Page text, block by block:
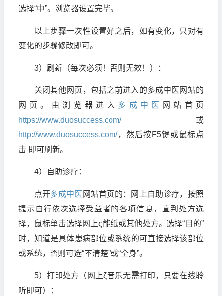
选择“中”。浏览器设置完毕。
以上步骤一次性设置好之后，如有变化，只对有
变化的步骤修改即可。
3）刷新（每次必须！否则无效！）：
关闭其他网页，包括之前进入的多成中医网站的
网页。由浏览器进入 多成中医
网站首页
https://www.duosuccess.com/或
http://www.duosuccess.com/，然后按F5键或鼠标点
击 即可刷新。
4）自助诊疗：
点开多成中医 网站首页的：网上自助诊疗，按照
提示自行依次选择受益者的各项信息，直到处方选
择，鼠标单击选择网上ς能纸或其他处方。选择“目的”
时，知道是具体患病部位或系统的可直接选择该部位
或系统，否则可选“不清楚”或“全身”。
5）打印处方（网上ζ音乐无需打印，只要在线聆
听即可）：